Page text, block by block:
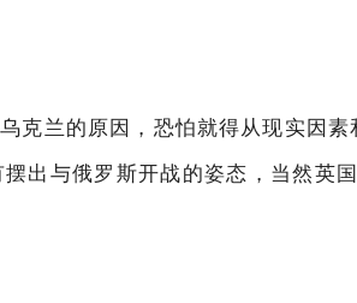
克兰的原因，恐怕就得从现实因
出与俄罗斯开战的姿态，当然英